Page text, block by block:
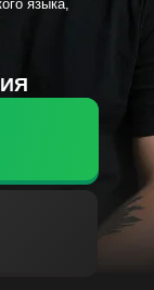
языка,